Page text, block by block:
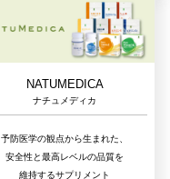
NATUMEDICA
ナチュメディカ
予防医学の観点から生まれた、
安全性と最高レベルの品質を
維持するサプリメント